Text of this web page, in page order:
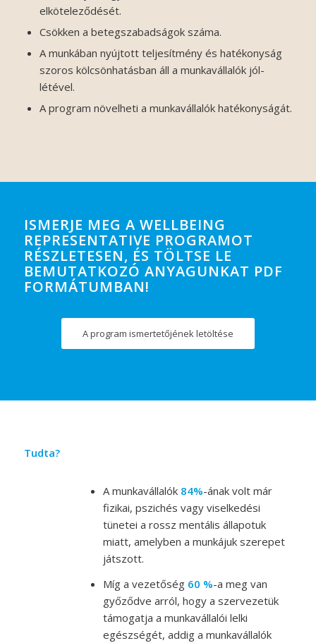
elköteleződését.
Csökken a betegszabadságok száma.
A munkában nyújtott teljesítmény és hatékonyság
szoros kölcsönhatásban áll a munkavállalók jól-
létével.
A program növelheti a munkavállalók hatékonyságát.
ISMERJE MEG A WELLBEING
REPRESENTATIVE PROGRAMOT
RÉSZLETESEN, ÉS TÖLTSE LE
BEMUTATKOZÓ ANYAGUNKAT PDF
FORMÁTUMBAN!
A program ismertetőjének letöltése
Tudta?
A munkavállalók84%-ának volt már
fizikai, pszichés vagy viselkedési
tünetei a rossz mentális állapotuk
miatt, amelyben a munkájuk szerepet
játszott.
Míg a vezetőség 60 %-a meg van
győződve arról, hogy a szervezetük
támogatja a munkavállalói lelki
egészségét, addig a munkavállalók